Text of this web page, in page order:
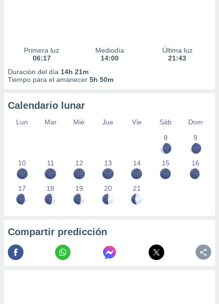
Primera luz
06:17
Mediodía
14:00
Última luz
21:43
Duración del día 14h 21m
Tiempo para el amanecer 5h 50m
Calendario lunar
Lun Mar Mié Jue Vie Sáb
Dom
8
9
10 11 12 13 14 15 16
17 18 19 20 21
Compartir predicción